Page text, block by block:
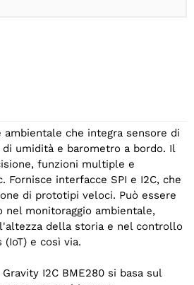
ambientale che integra sensore di
umidità e barometro a bordo. Il
funzioni multiple e
Fornisce interfacce SPI e I2C, che
di prototipi veloci. Può essere
nel monitoraggio ambientale,
della storia e nel controllo
e così via.
I2C BME280 si basa sul